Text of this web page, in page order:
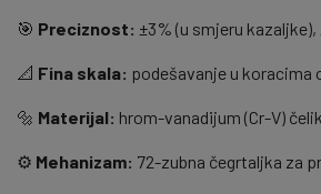
🎯 Preciznost: ±3% (u smjeru
📐 Fina skala: podešavanje u koracima
🔩 Materijal: hrom-vanadijum (Cr-V) čelik
⚙️ Mehanizam: 72-zubna čegrtaljka za